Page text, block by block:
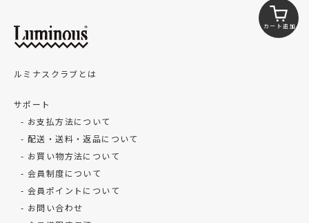
カート追加
ルミナスクラブとは
サポート
お支払方法について
配送・送料・返品について
お買い物方法について
会員制度について
会員ポイントについて
お問い合わせ